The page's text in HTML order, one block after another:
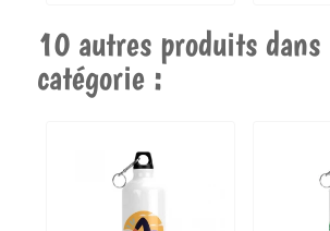
10 autres produits
catégorie :